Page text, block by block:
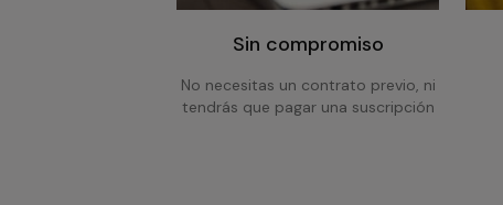
Sin compromiso
No necesitas un contrato previo, ni
tendrás que pagar una suscripción